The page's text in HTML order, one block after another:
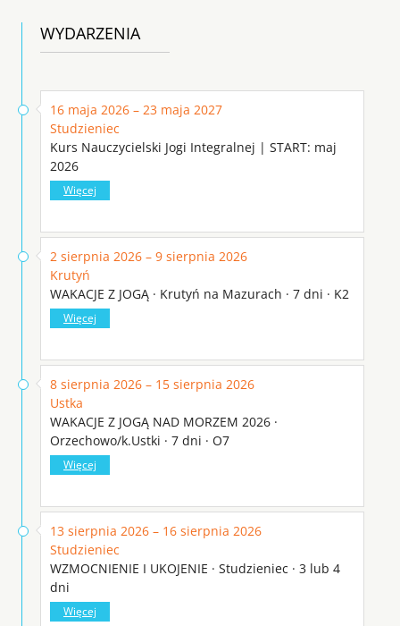
WYDARZENIA
16 maja 2026 – 23 maja 2027
Studzieniec
Kurs Nauczycielski Jogi Integralnej | START: maj
2026
Więcej
2 sierpnia 2026 – 9 sierpnia 2026
Krutyń
WAKACJE Z JOGĄ · Krutyń na Mazurach · 7 dni · K2
Więcej
8 sierpnia 2026 – 15 sierpnia 2026
Ustka
WAKACJE Z JOGĄ NAD MORZEM 2026 ·
Orzechowo/k.Ustki · 7 dni · O7
Więcej
13 sierpnia 2026 – 16 sierpnia 2026
Studzieniec
WZMOCNIENIE I UKOJENIE · Studzieniec · 3 lub 4
dni
Więcej